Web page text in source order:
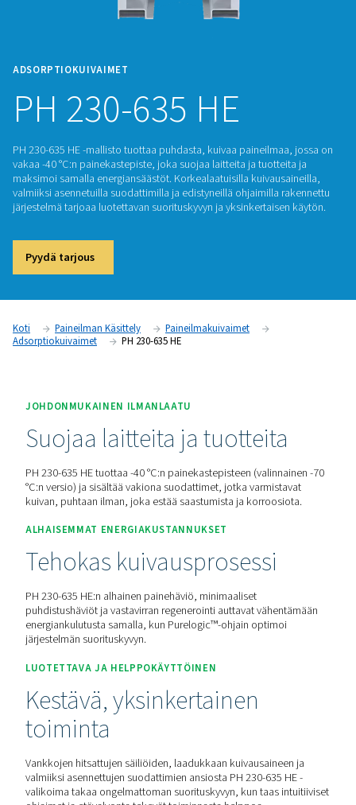
ADSORPTIOKUIVAIMET
PH 230-635 HE
PH 230-635 HE -mallisto tuottaa puhdasta, kuivaa
vakaa -40 °C:n painekastepiste, joka suojaa laitteita ja
valmiiksi asennetuilla suodattimilla ja edistyneillä ohjaimilla
järjestelmä tarjoaa luotettavan suorituskyvyn ja
Pyydä tarjous
Koti Paineilman Käsittely
Paineilmakuivaimet
JOHDONMUKAINEN ILMANLAATU
Suojaa laitteita ja
°C:n versio) ja sisältää vakiona suodattimet, jotka
kuivan, puhtaan ilman, joka estää saastumista ja
ALHAISEMMAT ENERGIAKUSTANNUKSET